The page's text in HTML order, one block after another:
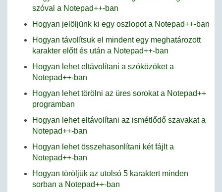
szóval a Notepad++-ban
Hogyan jelöljünk ki egy oszlopot a Notepad++-ban
Hogyan távolítsuk el mindent egy meghatározott
karakter előtt és után a Notepad++-ban
Hogyan lehet eltávolítani a szóközöket a
Notepad++-ban
Hogyan lehet törölni az üres sorokat a Notepad++
programban
Hogyan lehet eltávolítani az ismétlődő szavakat a
Notepad++-ban
Hogyan lehet összehasonlítani két fájlt a
Notepad++-ban
Hogyan töröljük az utolsó 5 karaktert minden
sorban a Notepad++-ban